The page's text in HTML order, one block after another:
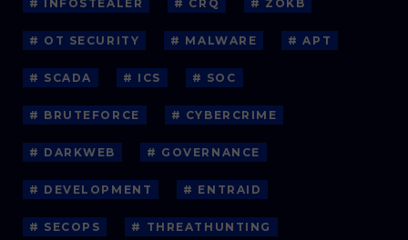
# INFOSTEALER # CRQ # ZOKB
# OT SECURITY # MALWARE # APT
# SCADA # ICS # SOC
# BRUTEFORCE # CYBERCRIME
# DARKWEB # GOVERNANCE
# DEVELOPMENT # ENTRAID
# SECOPS # THREATHUNTING